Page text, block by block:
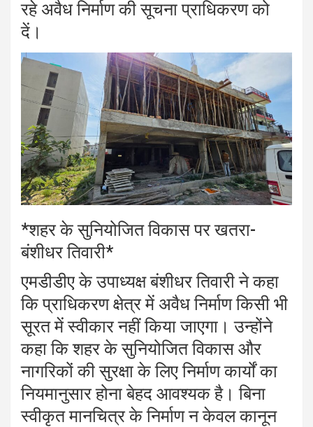
रहे अवैध निर्माण की सूचना प्राधिकरण को
दें।
*शहर के सुनियोजित विकास पर खतरा-
बंशीधर तिवारी*
एमडीडीए के उपाध्यक्ष बंशीधर तिवारी ने कहा
कि प्राधिकरण क्षेत्र में अवैध निर्माण किसी भी
सूरत में स्वीकार नहीं किया जाएगा। उन्होंने
कहा कि शहर के सुनियोजित विकास और
नागरिकों की सुरक्षा के लिए निर्माण कार्यों का
नियमानुसार होना बेहद आवश्यक है। बिना
स्वीकृत मानचित्र के निर्माण न केवल कानून